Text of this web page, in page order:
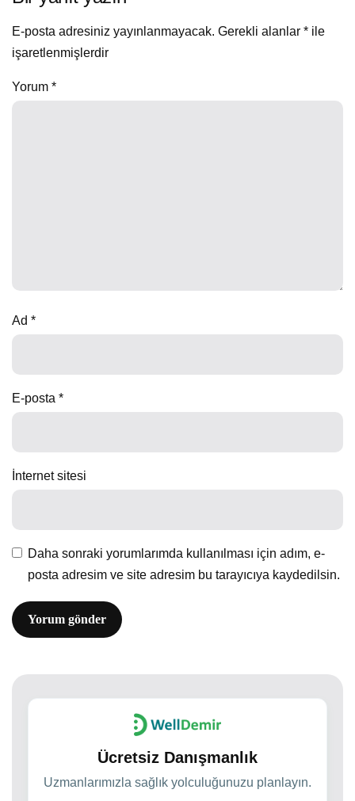
E-posta adresiniz yayınlanmayacak. Gerekli alanlar * ile
işaretlenmişlerdir
Yorum *
Ad *
E-posta *
İnternet sitesi
Daha sonraki yorumlarımda kullanılması için adım, e-
posta adresim ve site adresim bu tarayıcıya kaydedilsin.
Ücretsiz Danışmanlık
Uzmanlarımızla sağlık yolculuğunuzu planlayın.